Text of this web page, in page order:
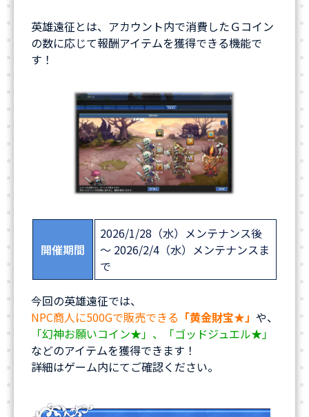
英雄遠征とは、アカウント内で消費したＧコイン
の数に応じて報酬アイテムを獲得できる機能で
す！
開催期間
2026/1/28（水）メンテナンス後
～ 2026/2/4（水）メンテナンスま
で
今回の英雄遠征では、
NPC商人に500Gで販売できる 「黄金財宝★」 や、
「幻神お願いコイン★」、「ゴッドジュエル★」
などのアイテムを獲得できます！
詳細はゲーム内にてご確認ください。